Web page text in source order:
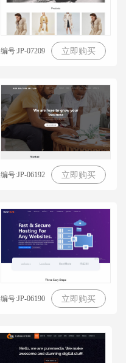
编号:JP-07209 立即购买
编号:JP-06192 立即购买
编号:JP-06190 立即购买